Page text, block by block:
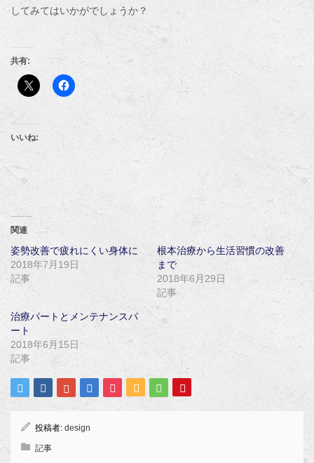
してみてはいかがでしょうか？
共有:
いいね:
関連
姿勢改善で疲れにくい身体に
2018年7月19日
記事
根本治療から生活習慣の改善
まで
2018年6月29日
記事
治療パートとメンテナンスパ
ート
2018年6月15日
記事
投稿者: design
記事